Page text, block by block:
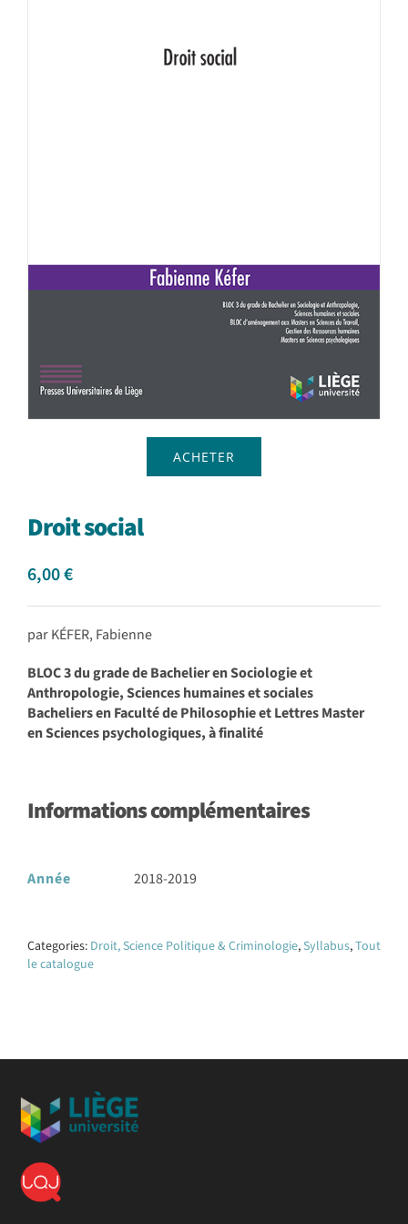
ACHETER
Droit social
6,00€
par KÉFER, Fabienne
BLOC 3 du grade de Bachelier en Sociologie et
Anthropologie, Sciences humaines et sociales
Bacheliers en Faculté de Philosophie et Lettres Master
en Sciences psychologiques, à finalité
Informations complémentaires
Année 2018-2019
Categories: Droit, Science Politique & Criminologie,Syllabus,Tout
le catalogue